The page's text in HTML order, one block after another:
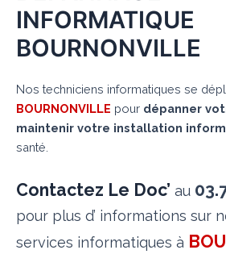
INFORMATIQUE
BOURNONVILLE
Nos techniciens informatiques se
BOURNONVILLE pour dépanner
maintenir votre installation
santé.
Contactez Le Doc’ au
pour plus d’ informations sur
services informatiques à